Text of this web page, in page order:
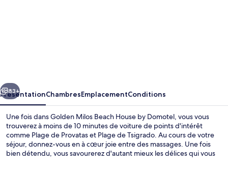
by
Domotel
Suivant
83+
PrésentationChambresEmplacementConditions
Une fois dans Golden Milos Beach House by Domotel, vous vous
trouverez à moins de 10 minutes de voiture de points d'intérêt
comme Plage de Provatas et Plage de Tsigrado. Au cours de votre
séjour, donnez-vous en à cœur joie entre des massages. Une fois
bien détendu, vous savourerez d'autant mieux les délices qui vous